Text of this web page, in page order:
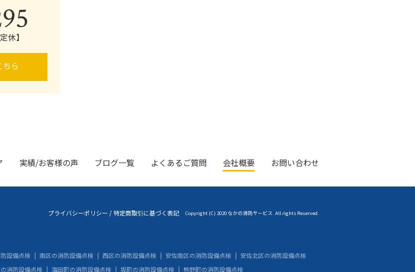
休】
ら
実績/お客様の声 ブログ一覧 よくあるご質問 会社概要 お問い合わせ
プライバシーポリシー /特定商取引に基づく表記 Copyright (C) 2020 なかの消防サービス. All rights Reserved.
設備点検 南区の消防設備点検 西区の消防設備点検 安佐南区の消防設備点検
安佐北区の消防設備点検
消防設備点検 海田町の消防設備点検 坂町の消防設備点検 熊野町の消防設備点検